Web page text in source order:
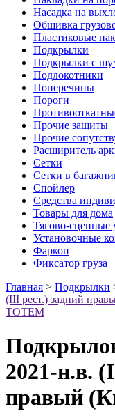
Насадка на
Обшивка
Пластиковые
Подкрылки
Подкрылки с
Подлокотники
Поперечины
Пороги
Прочие защиты
Прочие
Расширитель
Сетки
Сетки в
Спойлер
Средства
Товары для дома
Тягово-сцепные
Установочные
Фаркоп
Фиксатор груза
Главная > Подкрылки
(III рест.) задний
TOTEM
2021-н.в.
правый